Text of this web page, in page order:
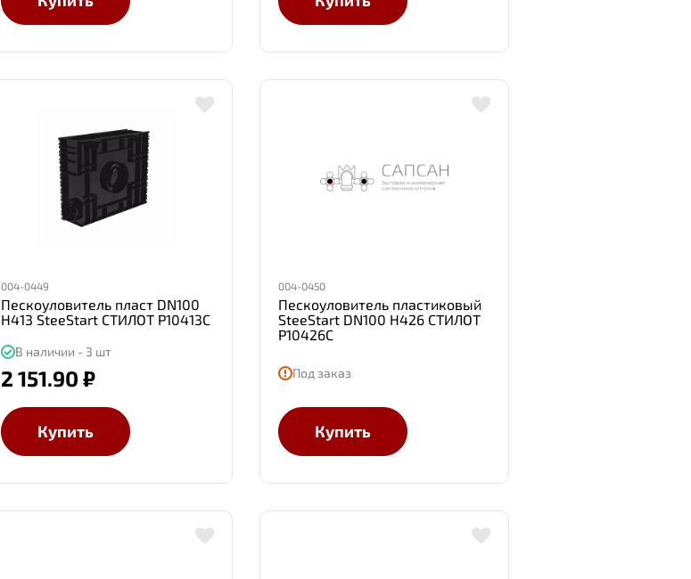
004-0449
Пескоуловитель пласт DN100
H413 SteeStart СТИЛОТ Р10413С
В наличии - 3 шт
2 151.90 ₽
Купить
004-0450
Пескоуловитель пластиковый
SteeStart DN100 H426 СТИЛОТ
Р10426С
Под заказ
Купить